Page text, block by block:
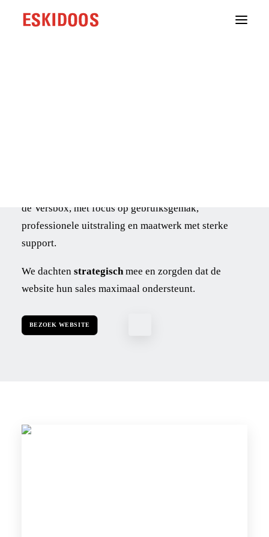
de Versbox, met focus op gebruiksgemak,
professionele uitstraling en maatwerk met sterke
support.
We dachten strategischmee en zorgden dat de
website hun sales maximaal ondersteunt.
BEZOEK WEBSITE